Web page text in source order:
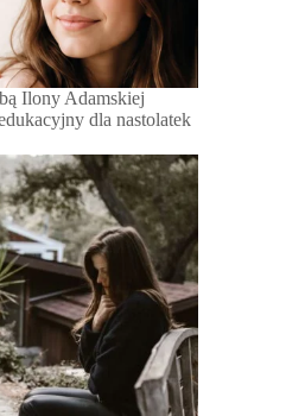
Ilony Adamskiej
dla nastolatek